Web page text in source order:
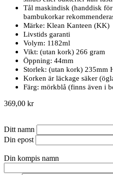
Tål maskindisk (handdisk
bambukorkar
Märke: Klean Kanteen (KK)
Livstids garanti
Volym: 1182ml
Vikt: (utan kork) 266 gram
Öppning: 44mm
Storlek: (utan kork) 235mm
Korken är läckage säker
Färg: mörkblå (finns även i
369,00 kr
Ditt namn
Din epost
Din kompis namn